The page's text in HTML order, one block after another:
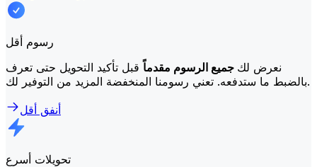
رسوم أقل
نعرض لك جميع الرسوم مقدماًقبل تأكيد التحويل حتى تعرف
بالضبط ما ستدفعه. تعني رسومنا المنخفضة المزيد من التوفير لك.
أنفق أقل
تحويلات أسرع